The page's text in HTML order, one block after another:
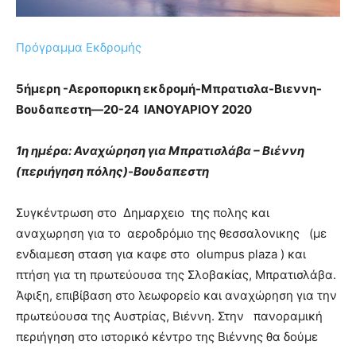
Πρόγραμμα Εκδρομής
5ήμερη -Αεροπορικη εκδρομή-Μπρατισλα-Βιεννη-
Βουδαπεστη—20-24 ΙΑΝΟΥΑΡΙΟY 2020
1η ημέρα: Αναχώρηση για Μπρατισλάβα – Βιέννη
(περιήγηση πόλης)-Βουδαπεστη
Συγκέντρωση στο Δημαρχειο της πολης και
αναχωρηση για το αεροδρόμιο της θεσσαλονικης
(με
ενδιαμεση σταση για καφε στο olumpus plaza ) και
πτήση για τη πρωτεύουσα της Σλοβακίας, Μπρατισλάβα.
Άφιξη, επιβίβαση στο λεωφορείο και αναχώρηση για την
πρωτεύουσα της Αυστρίας, Βιέννη. Στην
πανοραμική
περιήγηση στο ιστορικό κέντρο της Βιέννης θα δούμε